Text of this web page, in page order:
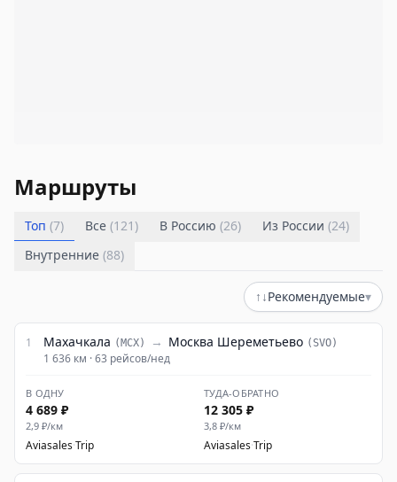
Маршруты
Топ (7) Все (121) В Россию (26) Из России (24)
Внутренние (88)
↑↓Рекомендуемые▾
1 Махачкала (MCX) → Москва Шереметьево ( SVO)
1 636 км ·63 рейсов/нед
В ОДНУ
4 689 ₽
2,9 ₽/км
Aviasales·Trip
ТУДА-ОБРАТНО
12 305 ₽
3,8 ₽/км
Aviasales·Trip